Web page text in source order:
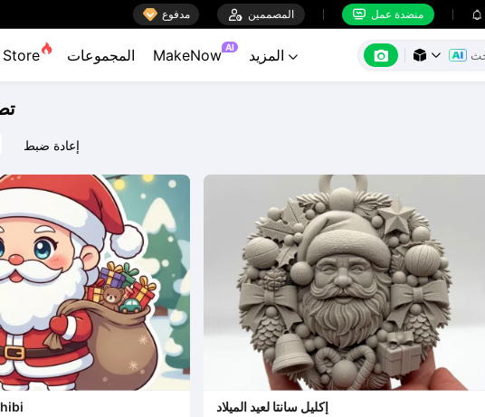
 مدفوع  المصممين  منضدة عمل 
Store المجموعات MakeNow AI
   
إعادة ضبط
إكليل سانتا لعيد الميلاد